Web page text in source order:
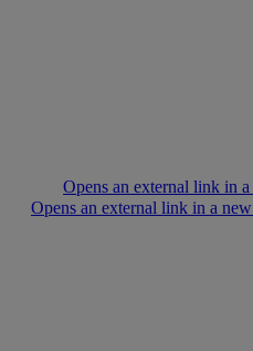
مركز الإعلام Opens an external link in a new